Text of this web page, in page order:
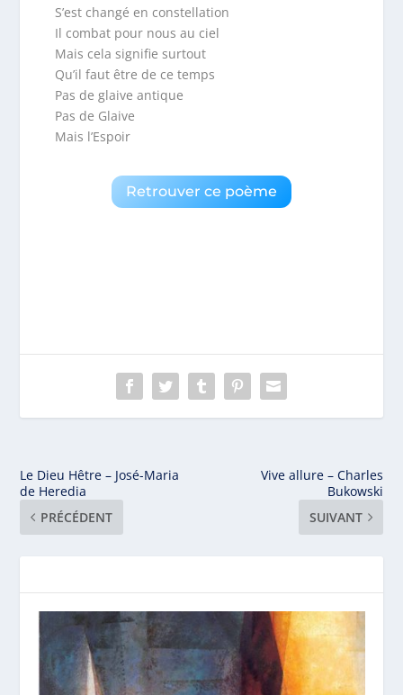
S’est changé en constellation
Il combat pour nous au ciel
Mais cela signifie surtout
Qu’il faut être de ce temps
Pas de glaive antique
Pas de Glaive
Mais l’Espoir
Retrouver ce poème
Le Dieu Hêtre – José-Maria
de Heredia
PRÉCÉDENT
Vive allure – Charles
Bukowski
SUIVANT